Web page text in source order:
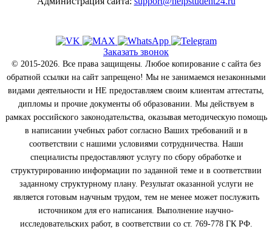
Заказать звонок
© 2015-2026. Все права защищены. Любое копирование с сайта без
обратной ссылки на сайт запрещено! Мы не занимаемся незаконными
видами деятельности и НЕ предоставляем своим клиентам аттестаты,
дипломы и прочие документы об образовании. Мы действуем в
рамках российского законодательства, оказывая методическую помощь
в написании учебных работ согласно Ваших требований и в
соответствии с нашими условиями сотрудничества. Наши
специалисты предоставляют услугу по сбору обработке и
структурированию информации по заданной теме и в соответствии
заданному структурному плану. Результат оказанной услуги не
является готовым научным трудом, тем не менее может послужить
источником для его написания. Выполнение научно-
исследовательских работ, в соответствии со ст. 769-778 ГК РФ.